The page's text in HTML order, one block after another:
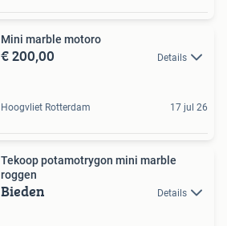
Mini marble motoro
€ 200,00 Details
Hoogvliet Rotterdam 17 jul 26
Tekoop potamotrygon mini marble
roggen
Bieden Details